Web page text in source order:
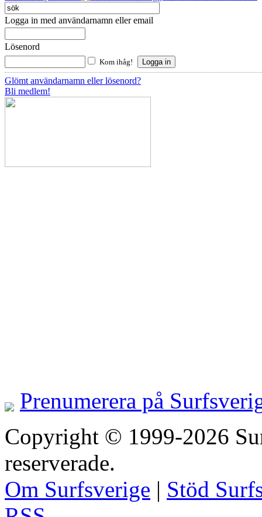
Logga in med användarnamn eller email
Lösenord
Kom ihåg!
Glömt användarnamn eller lösenord?
Bli medlem!
Prenumerera på
Copyright © 1999-2026
reserverade.
Om Surfsverige | Stöd